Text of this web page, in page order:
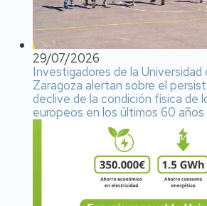
29/07/2026
Investigadores de la Universidad
Zaragoza alertan sobre el
declive de la condición física de
europeos en los últimos 60 años